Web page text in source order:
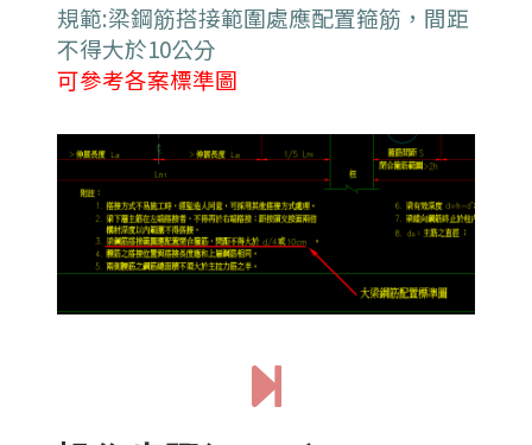
規範:梁鋼筋搭接範圍處應配置箍筋，間距
不得大於10公分
可參考各案標準圖